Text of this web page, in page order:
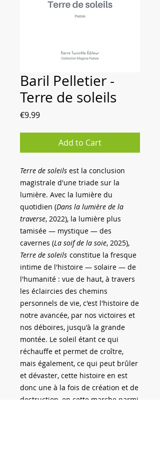
Baril Pelletier -
Terre de soleils
€9.99Price
Add to Cart
Terre de soleils est la conclusion
magistrale d'une triade sur la
lumière. Avec la lumière du
quotidien (Dans la lumière de la
traverse, 2022), la lumière plus
tamisée — mystique — des
cavernes (La soif de la soie, 2025),
Terre de soleils constitue la fresque
intime de l'histoire — solaire — de
l'humanité : vue de haut, à travers
les éclaircies des chemins
personnels de vie, c'est l'histoire de
notre avancée, par nos victoires et
nos déboires, jusqu'à la grande
montée. Le soleil étant ce qui
réchauffe et permet de croître,
mais également, ce qui peut brûler
et dévaster, cette histoire en est
donc une à la fois de création et de
destruction, en cette marche parmi